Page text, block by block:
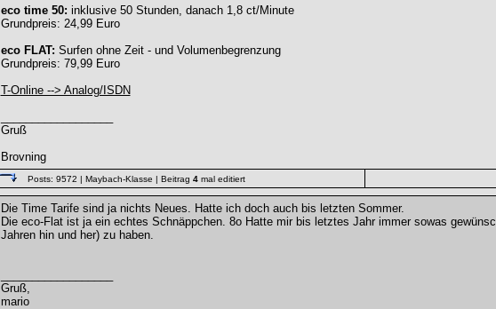
eco time 50: inklusive 50 Stunden, danach 1,8 ct/Minute
Grundpreis: 24,99 Euro
eco FLAT: Surfen ohne Zeit - und Volumenbegrenzung
Grundpreis: 79,99 Euro
T-Online --> Analog/ISDN
Gruß
Brovning
Posts: 9572 | Maybach-Klasse | Beitrag 4mal editiert
Die Time Tarife sind ja nichts Neues. Hatte ich doch auch bis letzten Sommer.
Die eco-Flat ist ja ein echtes Schnäppchen. 8o Hatte mir bis letztes Jahr immer sowas
Jahren hin und her) zu haben.
Gruß,
mario